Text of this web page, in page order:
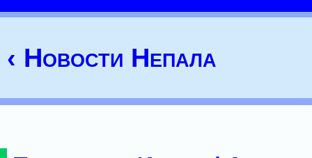
‹ Новости Непала